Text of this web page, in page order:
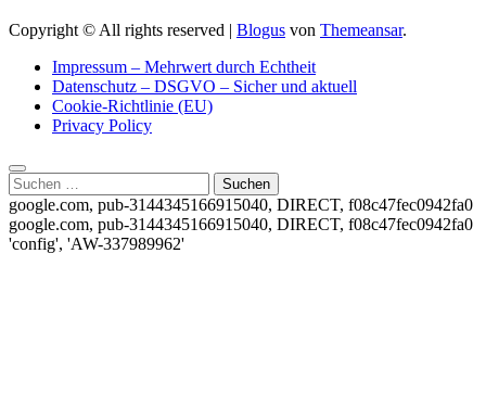
Copyright © All rights reserved Blogus von Themeansar.
Impressum – Mehrwert durch Echtheit
Datenschutz – DSGVO – Sicher und aktuell
Cookie-Richtlinie (EU)
Privacy Policy
Suchen
nach:
google.com, pub-3144345166915040, DIRECT, f08c47fec0942fa0
google.com, pub-3144345166915040, DIRECT, f08c47fec0942fa0
'config', 'AW-337989962'